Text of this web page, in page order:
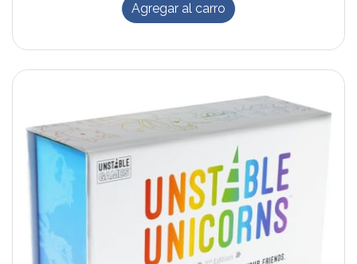
Agregar al carro